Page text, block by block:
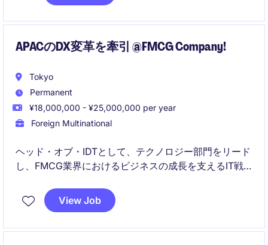
APACのDX変革を牽引 @FMCG Company!
Tokyo
Permanent
¥18,000,000 - ¥25,000,000 per year
Foreign Multinational
ヘッド・オブ・IDTとして、テクノロジー部門をリード
し、FMCG業界におけるビジネスの成長を支えるIT戦
組織全体のITインフラおよびデジタル変革を最適化す
る役割を担います。
View Job